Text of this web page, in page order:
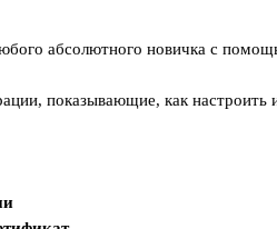
абсолютного новичка с
показывающие, как настроить